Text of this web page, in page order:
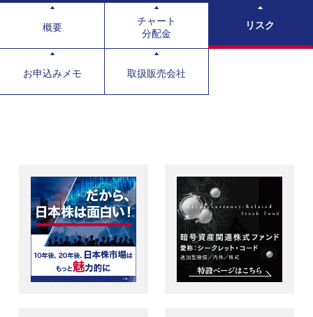
概要
チャート
分配金
リスク
お申込みメモ 取扱販売会社